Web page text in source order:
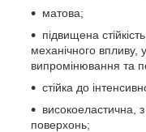
матова;
підвищена
механічного впливу,
випромінювання та
стійка до
високоеластична,
поверхонь;